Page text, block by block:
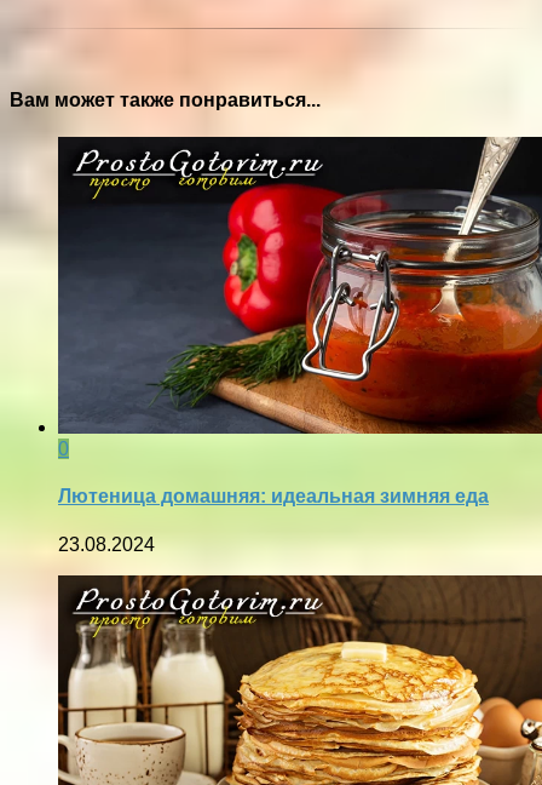
Вам может также понравиться...
0
Лютеница домашняя: идеальная зимняя еда
23.08.2024